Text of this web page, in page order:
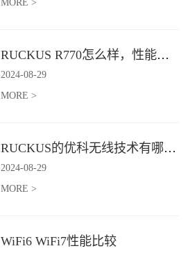
MORE >
RUCKUS R770怎么样，性能怎么样，好用吗？
2024-08-29
MORE >
RUCKUS的优科无线技术有哪些优缺点？
2024-08-29
MORE >
WiFi6 WiFi7性能比较